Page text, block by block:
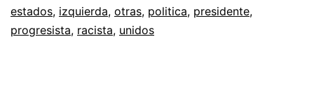
estados, izquierda, otras, politica, presidente,
progresista, racista, unidos